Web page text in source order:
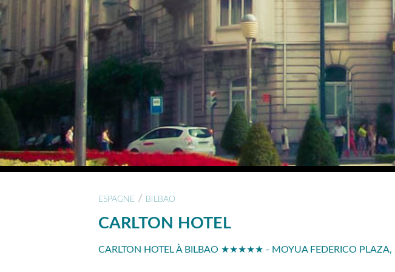
ESPAGNE / BILBAO
CARLTON HOTEL
CARLTON HOTEL À BILBAO ★★★★★ - MOYUA FEDERICO PLAZA,